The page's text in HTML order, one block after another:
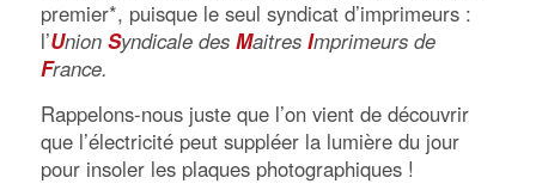
premier*, puisque le seul syndicat d’imprimeurs :
l’Union Syndicale des Maitres Imprimeurs de
France.
Rappelons-nous juste que l’on vient de découvrir
que l’électricité peut suppléer la lumière du jour
pour insoler les plaques photographiques !